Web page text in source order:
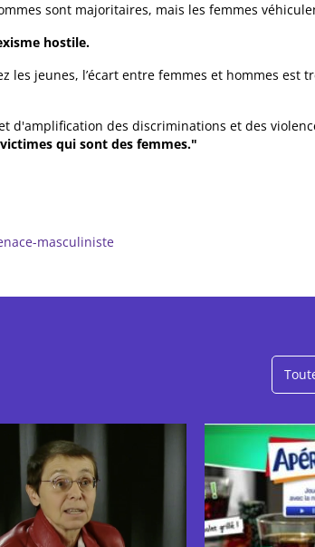
sont majoritaires, mais les femmes
hostile.
les jeunes, l’écart entre femmes et hommes est
d'amplification des discriminations et des
qui sont des femmes."
masculiniste